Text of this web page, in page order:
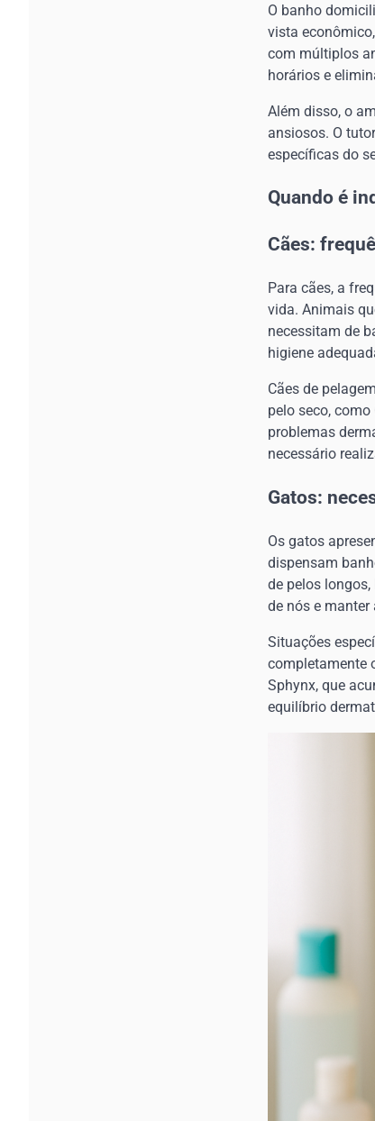
O banho
vista
com múltiplos
horários e
Além disso, o
ansiosos. O
específicas do
Quando é
Cães:
Para cães, a
vida. Animais
necessitam de
higiene
Cães de
pelo seco,
problemas
necessário
Gatos:
Os gatos
dispensam
de pelos
de nós e manter
Situações
completamente
Sphynx, que
equilíbrio